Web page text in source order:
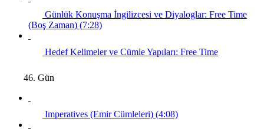
Günlük Konuşma İngilizcesi ve Diyaloglar: Free Time
(Boş Zaman) (7:28)
Hedef Kelimeler ve Cümle Yapıları: Free Time
46. Gün
Imperatives (Emir Cümleleri) (4:08)